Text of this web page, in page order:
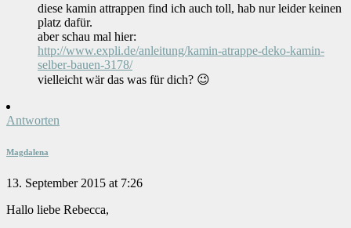
diese kamin attrappen find ich auch toll, hab nur leider keinen
platz dafür.
aber schau mal hier:
http://www.expli.de/anleitung/kamin-atrappe-deko-kamin-
selber-bauen-3178/
vielleicht wär das was für dich? 😉
Antworten
Magdalena
13. September 2015 at 7:26
Hallo liebe Rebecca,